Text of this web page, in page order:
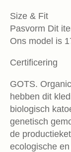
Size & Fit
Pasvorm Dit
Ons model is
Certificering
GOTS.
hebben dit
biologisch
genetisch
de
ecologische